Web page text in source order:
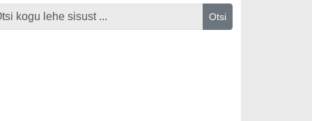
Otsi